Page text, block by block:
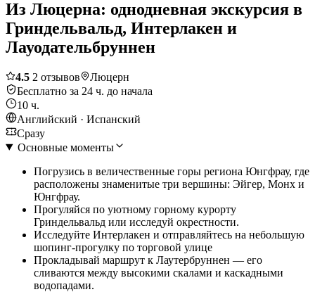
Из Люцерна: однодневная экскурсия в
Гриндельвальд, Интерлакен и
Лауодательбруннен
4.5 2 отзывов
Люцерн
Бесплатно за 24 ч. до начала
10 ч.
Английский · Испанский
Сразу
Основные моменты
Погрузись в величественные горы региона Юнгфрау, где
расположены знаменитые три вершины: Эйгер, Монх и
Юнгфрау.
Прогуляйся по уютному горному курорту
Гриндельвальд или исследуй окрестности.
Исследуйте Интерлакен и отправляйтесь на небольшую
шопинг-прогулку по торговой улице
Прокладывай маршрут к Лаутербруннен — его
сливаются между высокими скалами и каскадными
водопадами.